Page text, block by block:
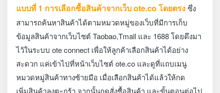
แบบที่ 1 การเลือกซื้อสินค้าจากเว็บ ote.co โดยตรงซึ่ง
สามารถค้นหาสินค้าได้ตามหมวดหมู่ของเว็บที่มีการเก็บ
ข้อมูลสินค้าจากเว็บไซต์ Taobao,Tmall และ 1688 โดยดึงมา
ไว้ในระบบ ote connect เพื่อให้ลูกค้าเลือกสินค้าได้อย่าง
สะดวก แค่เข้าไปที่หน้าเว็บไซต์ ote.co และดูที่แถบเมนู
หมวดหมู่สินค้าทางซ้ายมือ เมื่อเลือกสินค้าได้แล้วให้กด
เพิ่มสินค้าลงตะกร้า จากนั้นกดสั่งซื้อสินค้า และขั้นตอนต่อไป